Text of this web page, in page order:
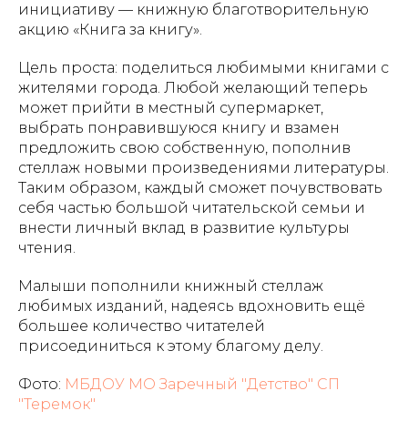
инициативу — книжную благотворительную
акцию «Книга за книгу».
Цель проста: поделиться любимыми книгами с
жителями города. Любой желающий теперь
может прийти в местный супермаркет,
выбрать понравившуюся книгу и взамен
предложить свою собственную, пополнив
стеллаж новыми произведениями литературы.
Таким образом, каждый сможет почувствовать
себя частью большой читательской семьи и
внести личный вклад в развитие культуры
чтения.
Малыши пополнили книжный стеллаж
любимых изданий, надеясь вдохновить ещё
большее количество читателей
присоединиться к этому благому делу.
Фото: МБДОУ МО Заречный "Детство" СП
"Теремок"